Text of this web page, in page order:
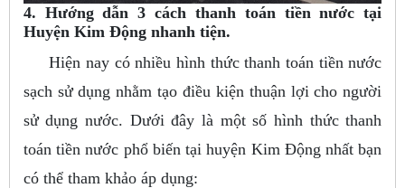
4. Hướng dẫn 3 cách thanh toán tiền nước tại
Huyện Kim Động nhanh tiện.
Hiện nay có nhiều hình thức thanh toán tiền nước
sạch sử dụng nhằm tạo điều kiện thuận lợi cho người
sử dụng nước. Dưới đây là một số hình thức thanh
toán tiền nước phổ biến tại huyện Kim Động nhất bạn
có thể tham khảo áp dụng: